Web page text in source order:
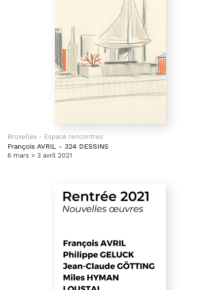
Bruxelles - Espace rencontres
François AVRIL - 324 DESSINS
6 mars > 3 avril 2021